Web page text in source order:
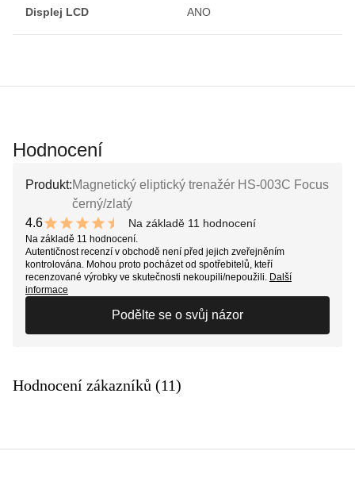
Displej LCD ANO
Hodnocení
Produkt:Magnetický eliptický trenažér HS-003C Focus
černý/zlatý
4.6
9.2 out of 10 stars
Na základě 11 hodnocení
Na základě 11 hodnocení.
Autentičnost recenzí v obchodě není před jejich zveřejněním
kontrolována. Mohou proto pocházet od spotřebitelů, kteří
recenzované výrobky ve skutečnosti nekoupili/nepoužili. Další
informace
Podělte se o svůj názor
Hodnocení zákazníků (11)